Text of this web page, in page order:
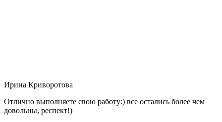
Ирина Криворотова
Отлично выполняете свою работу:) все остались более чем
довольны, респект!)